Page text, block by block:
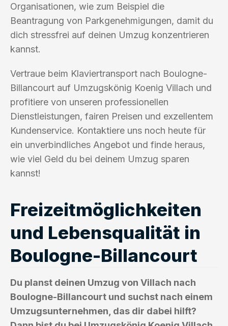
Organisationen, wie zum Beispiel die
Beantragung von Parkgenehmigungen, damit du
dich stressfrei auf deinen Umzug konzentrieren
kannst.
Vertraue beim Klaviertransport nach Boulogne-
Billancourt auf Umzugskönig Koenig Villach und
profitiere von unseren professionellen
Dienstleistungen, fairen Preisen und exzellentem
Kundenservice. Kontaktiere uns noch heute für
ein unverbindliches Angebot und finde heraus,
wie viel Geld du bei deinem Umzug sparen
kannst!
Freizeitmöglichkeiten
und Lebensqualität in
Boulogne-Billancourt
Du planst deinen Umzug von Villach nach
Boulogne-Billancourt und suchst nach einem
Umzugsunternehmen, das dir dabei hilft?